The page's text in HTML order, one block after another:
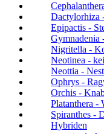
Dactylorhiza
Epipactis -
Gymnadenia
Nigritella -
Neotinea -
Neottia -
Ophrys -
Orchis -
Platanthera -
Spiranthes -
Hybriden